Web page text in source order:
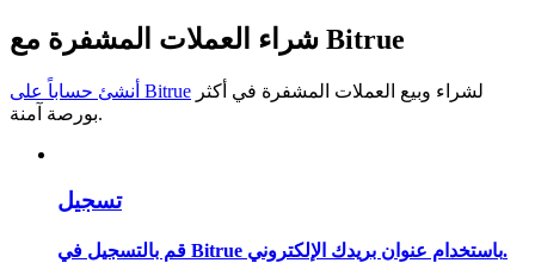
تحليل البيانات الضخمة بما في ذلك المعلومات التجارية، وما
شراء العملات المشفرة مع Bitrue
أنشئ حساباً على Bitrue
بورصة آمنة.
تسجيل
قم بالتسجيل في Bitrue باستخدام عنوان بريدك الإلكتروني.